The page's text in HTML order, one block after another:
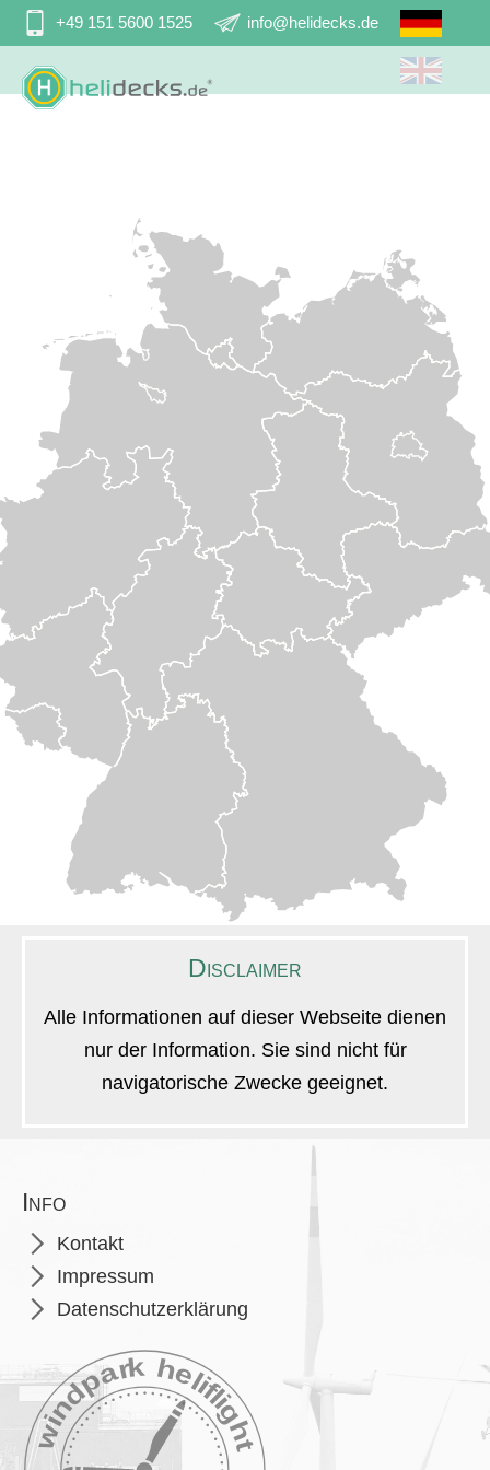
Navigation
überspringen
+49 151 5600 1525 info@helidecks.de
Disclaimer
Alle Informationen auf dieser Webseite dienen
nur der Information. Sie sind nicht für
navigatorische Zwecke geeignet.
Info
Navigation
überspringen
Kontakt
Impressum
Datenschutzerklärung